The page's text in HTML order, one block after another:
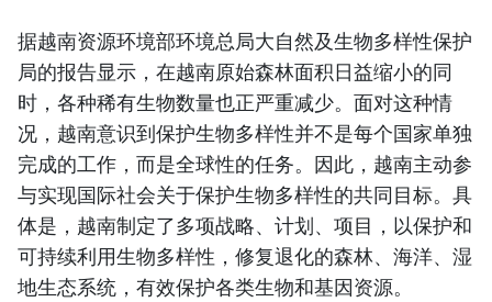
据越南资源环境部环境总局大自然及生物多样性保护
局的报告显示，在越南原始森林面积日益缩小的同
时，各种稀有生物数量也正严重减少。面对这种情
况，越南意识到保护生物多样性并不是每个国家单独
完成的工作，而是全球性的任务。因此，越南主动参
与实现国际社会关于保护生物多样性的共同目标。具
体是，越南制定了多项战略、计划、项目，以保护和
可持续利用生物多样性，修复退化的森林、海洋、湿
地生态系统，有效保护各类生物和基因资源。